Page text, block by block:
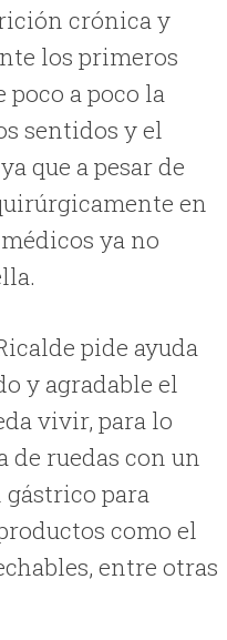
crónica y
los primeros
poco a poco la
sentidos y el
que a pesar de
en
ya no
pide ayuda
y agradable el
vivir, para lo
de ruedas con un
para
como el
entre otras